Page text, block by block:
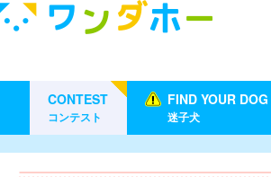
CONTEST
コンテスト
FIND YOUR DOG
迷子犬